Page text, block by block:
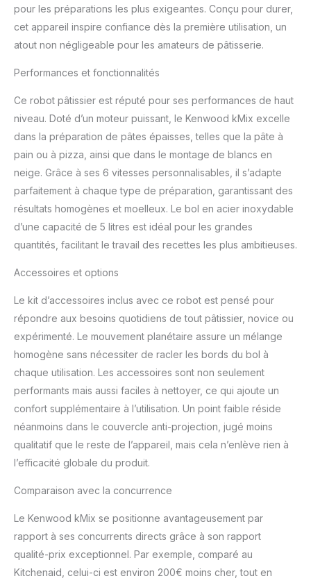
fonction d'impulsion,
particulièrement adaptée
pour le mélange délicat
cuisine de Kenwood
avec plus de 20 pièces
individuelles résistantes
au lave-vaisselle
ACCESSOIRES INCLUS :
Ensemble de pâtisserie
en 3 pièces, comprenant
un batteur K, un fouet et
un crochet pétrisseur,
anti-éclaboussures avec
une trappe de
pour les préparations les plus exigeantes. Conçu pour durer,
cet appareil inspire confiance dès la première utilisation, un
atout non négligeable pour les amateurs de pâtisserie.
Performances et fonctionnalités
Ce robot pâtissier est réputé pour ses performances de haut
niveau. Doté d’un moteur puissant, le Kenwood kMix excelle
dans la préparation de pâtes épaisses, telles que la pâte à
pain ou à pizza, ainsi que dans le montage de blancs en
neige. Grâce à ses 6 vitesses personnalisables, il s’adapte
parfaitement à chaque type de préparation, garantissant des
résultats homogènes et moelleux. Le bol en acier inoxydable
d’une capacité de 5 litres est idéal pour les grandes
quantités, facilitant le travail des recettes les plus ambitieuses.
Accessoires et options
Le kit d’accessoires inclus avec ce robot est pensé pour
répondre aux besoins quotidiens de tout pâtissier, novice ou
expérimenté. Le mouvement planétaire assure un mélange
homogène sans nécessiter de racler les bords du bol à
chaque utilisation. Les accessoires sont non seulement
performants mais aussi faciles à nettoyer, ce qui ajoute un
confort supplémentaire à l’utilisation. Un point faible réside
néanmoins dans le couvercle anti-projection, jugé moins
qualitatif que le reste de l’appareil, mais cela n’enlève rien à
l’efficacité globale du produit.
Comparaison avec la concurrence
Le Kenwood kMix se positionne avantageusement par
rapport à ses concurrents directs grâce à son rapport
qualité-prix exceptionnel. Par exemple, comparé au
Kitchenaid, celui-ci est environ 200€ moins cher, tout en